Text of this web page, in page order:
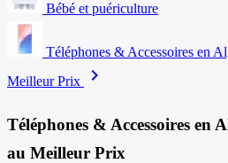
Bébé et puériculture
Téléphones & Accessoires en
Meilleur Prix
chevron_right
Téléphones & Accessoires en
au Meilleur Prix